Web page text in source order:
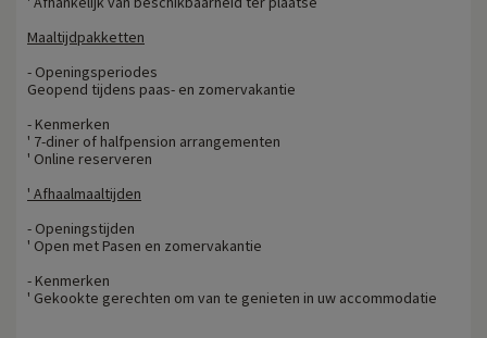
Maaltijdpakketten
- Openingsperiodes
Geopend tijdens paas- en zomervakantie
- Kenmerken
' 7-diner of halfpension arrangementen
' Online reserveren
' Afhaalmaaltijden
- Openingstijden
' Open met Pasen en zomervakantie
- Kenmerken
' Gekookte gerechten om van te genieten in uw accommodatie